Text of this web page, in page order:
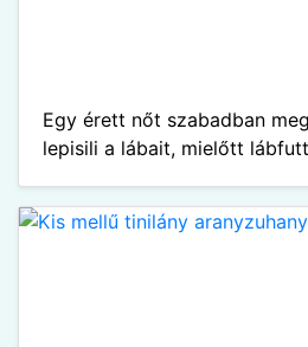
Egy érett nőt szabadban
lepisili a lábait, mielőtt